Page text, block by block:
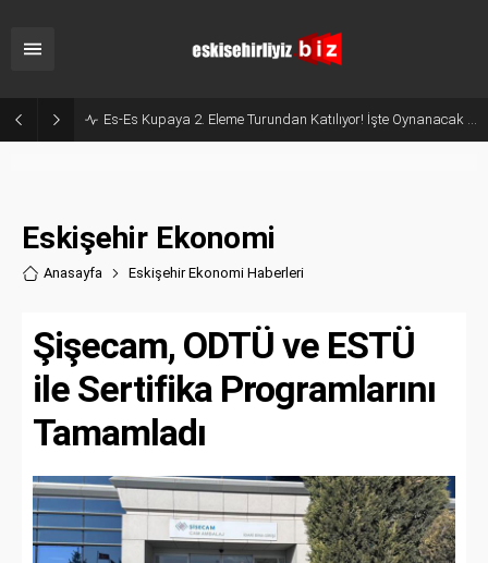
Milyonluk İhale, Sadece 30 Günlük Hizmet: Kentpark Yapay Plajı Açıldı!
Eskişehir Ekonomi
Anasayfa Eskişehir Ekonomi Haberleri
Şişecam, ODTÜ ve ESTÜ
ile Sertifika Programlarını
Tamamladı